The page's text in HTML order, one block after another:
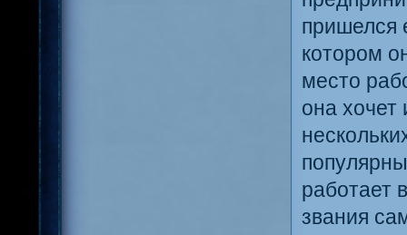
пришелся
котором
место
она хочет
работает
звания